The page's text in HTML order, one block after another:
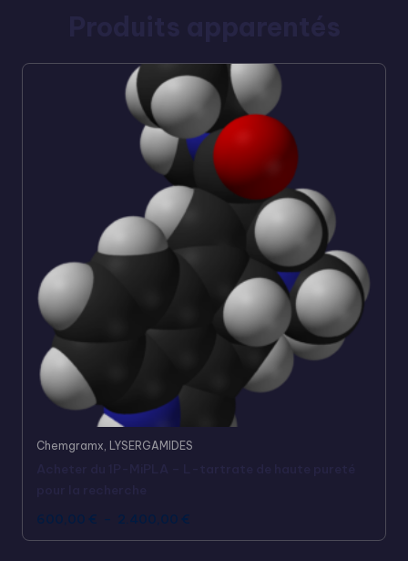
Chemgramx LYSERGAMIDES
600,00 € – 2.400,00 €